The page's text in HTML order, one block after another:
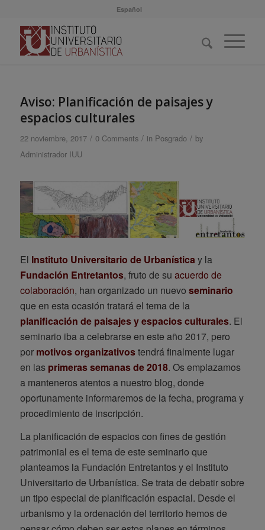
Español
Aviso: Planificación de paisajes y
espacios culturales
22 noviembre, 2017 / 0 Comments / in Posgrado / by
Administrador IUU
El Instituto Universitario de Urbanística y la
Fundación Entretantos, fruto de su acuerdo de
colaboración, han organizado un nuevo seminario
que en esta ocasión tratará el tema de la
planificación de paisajes y espacios culturales. El
seminario iba a celebrarse en este año 2017, pero
por motivos organizativostendrá finalmente lugar
en las primeras semanas de 2018. Os emplazamos
a manteneros atentos a nuestro blog, donde
oportunamente informaremos de la fecha, programa y
procedimiento de inscripción.
La planificación de espacios con fines de gestión
patrimonial es el tema de este seminario que
planteamos la Fundación Entretantos y el Instituto
Universitario de Urbanística. Se trata de debatir sobre
un tipo especial de planificación espacial. Desde el
urbanismo y la ordenación del territorio hemos de